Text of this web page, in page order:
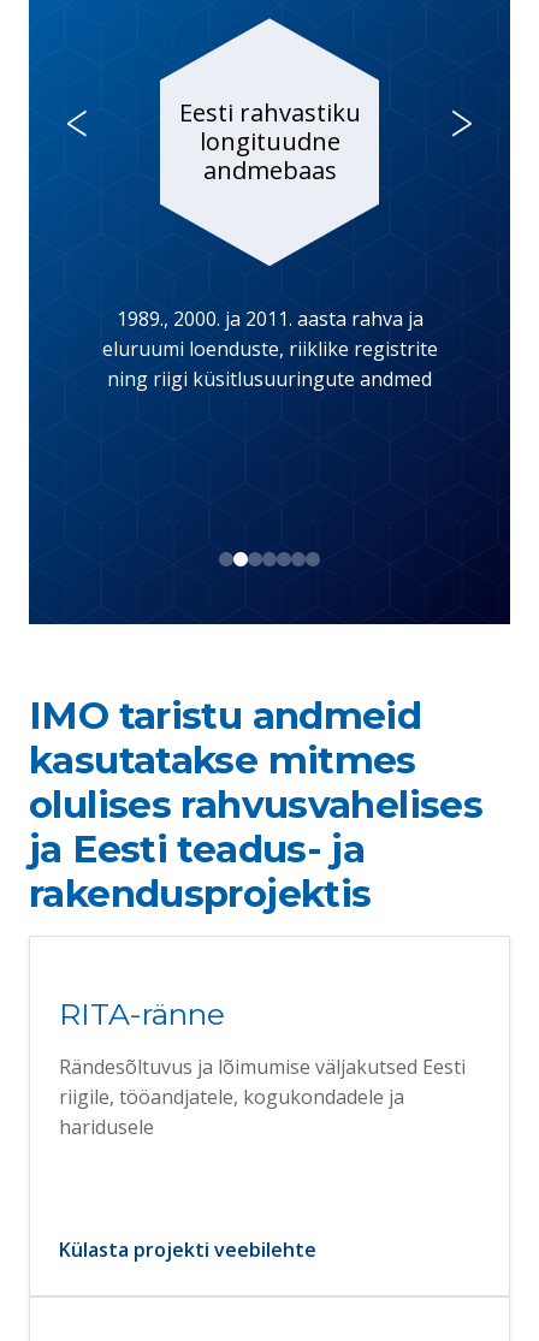
Eesti rahvastiku
longituudne
andmebaas
1989., 2000. ja 2011. aasta rahva ja
eluruumi loenduste, riiklike registrite
ning riigi küsitlusuuringute andmed
< >
IMO taristu andmeid
kasutatakse mitmes
olulises rahvusvahelises
ja Eesti teadus- ja
rakendusprojektis
RITA-ränne
Rändesõltuvus ja lõimumise väljakutsed Eesti
riigile, tööandjatele, kogukondadele ja
haridusele
Külasta projekti veebilehte